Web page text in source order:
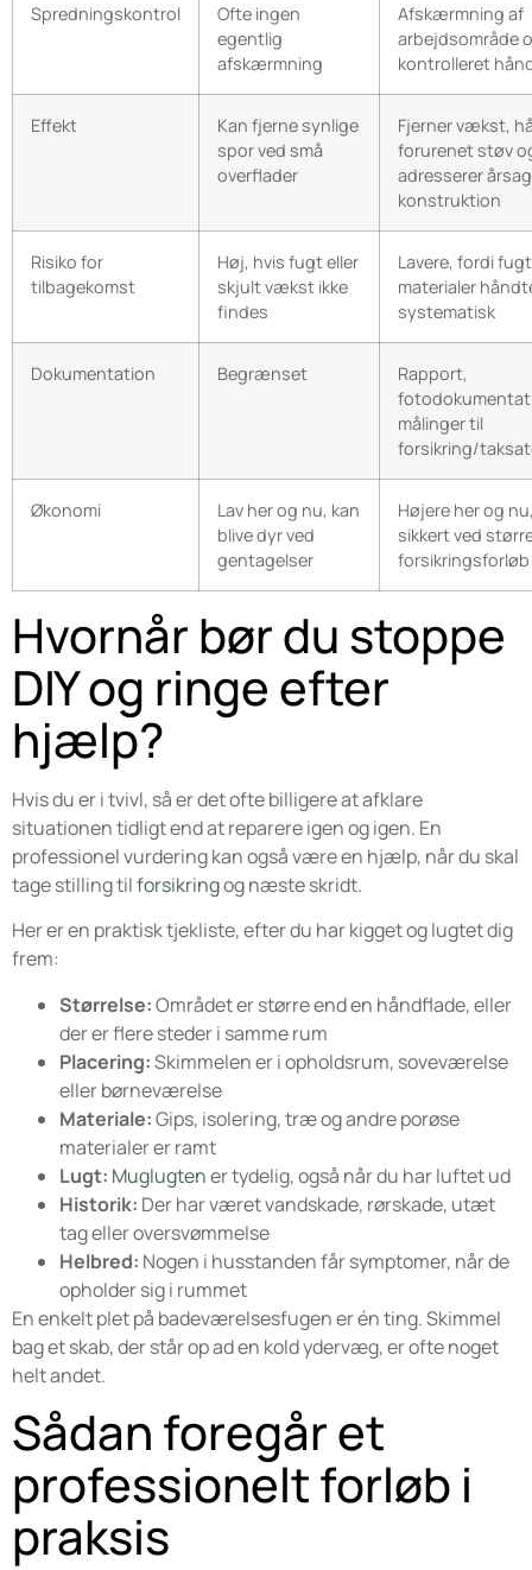
Spredningskontrol
Ofte ingen
egentlig
afskærmning
Afskærmning af
arbejdsområde
kontrolleret
Effekt
Kan fjerne synlige
spor ved små
overflader
Fjerner vækst,
forurenet støv
adresserer
konstruktion
Risiko for
tilbagekomst
Høj, hvis fugt eller
skjult vækst ikke
findes
Lavere, fordi
materialer
systematisk
Dokumentation Begrænset
Rapport,
målinger til
forsikring/
Økonomi
Lav her og nu, kan
blive dyr ved
gentagelser
Højere her og
sikkert ved
forsikringsforløb
Hvornår bør du stoppe
DIY og ringe efter
hjælp?
Hvis du er i tvivl, så er det ofte billigere at afklare
situationen tidligt end at reparere igen og igen. En
professionel vurdering kan også være en hjælp, når du skal
tage stilling tilforsikringog næste skridt.
Her er en praktisk tjekliste, efter du har kigget og lugtet dig
frem:
Størrelse:Området er større end en håndflade, eller
der er flere steder i samme rum
Placering:Skimmelen er i opholdsrum, soveværelse
eller børneværelse
Materiale:Gips, isolering, træ og andre porøse
materialer er ramt
Lugt: Muglugtener tydelig, også når du har luftet ud
Historik: Der har været vandskade, rørskade, utæt
tag eller oversvømmelse
Helbred: Nogen i husstanden får symptomer, når de
opholder sig i rummet
En enkelt plet på badeværelsesfugen er én ting. Skimmel
bag et skab, der står op ad en kold ydervæg, er ofte noget
helt andet.
Sådan foregår et
professionelt forløb i
praksis